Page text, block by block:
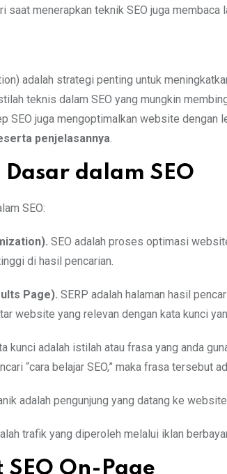
saat menerapkan teknik SEO juga membaca
adalah strategi penting untuk
teknis dalam SEO yang mungkin
SEO juga mengoptimalkan website
penjelasannya.
dalam SEO
SEO:
SEO adalah proses optimasi
di hasil pencarian.
Page). SERP adalah halaman hasil
website yang relevan dengan kata kunci
kunci adalah istilah atau frasa yang anda
“cara belajar SEO,” maka frasa tersebut
adalah pengunjung yang datang ke
trafik yang diperoleh melalui iklan
On-Page